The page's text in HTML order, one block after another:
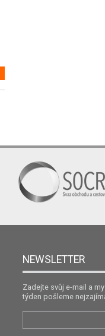
NEWSLETTER
Zadejte svůj e-mail a
týden pošleme